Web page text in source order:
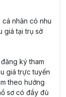
nhân có nhu
giá tại trụ sở
ký tham
giá trực tuyến
theo hướng
sơ có đầy đủ